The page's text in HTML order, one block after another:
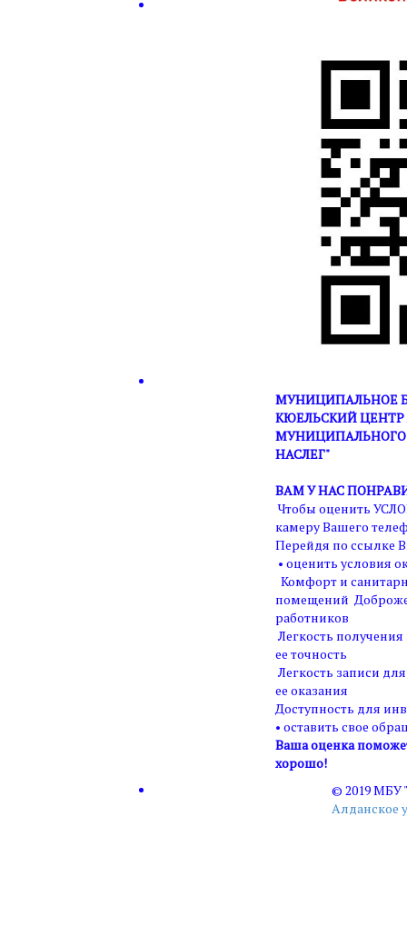
МУНИЦИПАЛЬНОЕ
КЮЕЛЬСКИЙ ЦЕНТР
МУНИЦИПАЛЬНОГО
НАСЛЕГ"
ВАМ У НАС
Чтобы оценить
камеру Вашего
Перейдя по ссылке
• оценить условия
Комфорт и
помещений
работников
Легкость
ее точность
Легкость записи
ее оказания
Доступность для
• оставить свое
Ваша оценка
хорошо!
© 2019
Алданское